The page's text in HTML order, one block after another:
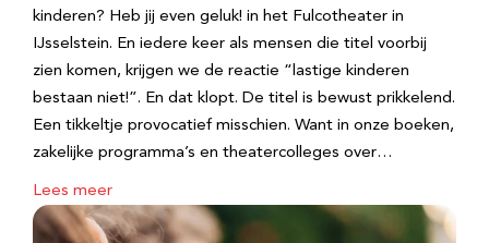
kinderen? Heb jij even geluk! in het Fulcotheater in
IJsselstein. En iedere keer als mensen die titel voorbij
zien komen, krijgen we de reactie “lastige kinderen
bestaan niet!”. En dat klopt. De titel is bewust prikkelend.
Een tikkeltje provocatief misschien. Want in onze boeken,
zakelijke programma’s en theatercolleges over…
Lees meer